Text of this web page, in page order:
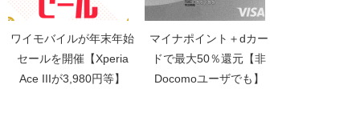
ワイモバイルが年末年始
セールを開催【Xperia
Ace IIIが3,980円等】
マイナポイント＋dカー
ドで最大50％還元【非
Docomoユーザでも】